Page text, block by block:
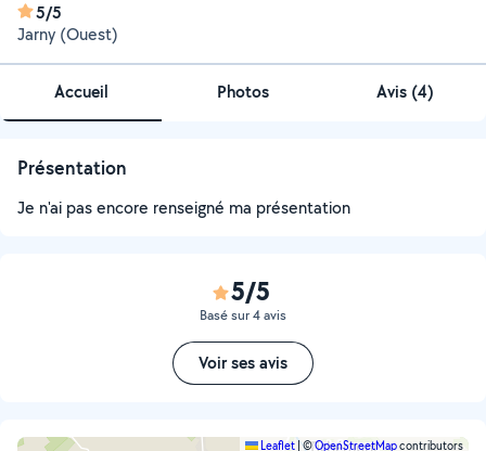
5/5
Jarny (Ouest)
Accueil Photos Avis (4)
Présentation
Je n'ai pas encore renseigné ma présentation
5/5
Basé sur 4 avis
Voir ses avis
Leaflet |©OpenStreetMapcontributors